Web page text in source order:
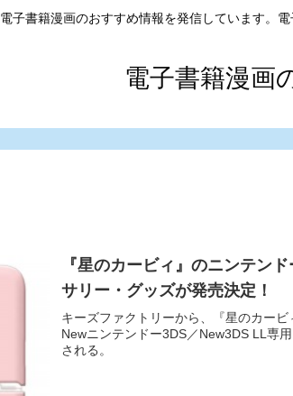
電子書籍漫画のおすすめ情報を発信しています。
電子書籍漫画
『星のカービィ』のニンテン
サリー・グッズが発売決定！
キーズファクトリーから、『星のカー
Newニンテンドー3DS／New3DS LL専
される。